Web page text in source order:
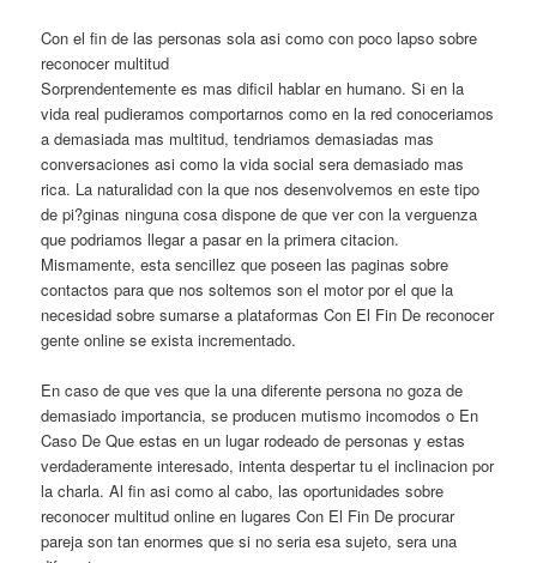
Con el fin de las personas sola asi­ como con poco lapso sobre
reconocer multitud
Sorprendentemente es mas dificil hablar en humano. Si en la
vida real pudieramos comportarnos como en la red conoceriamos
a demasiada mas multitud, tendriamos demasiadas mas
conversaciones asi­ como la vida social sera demasiado mas
rica. La naturalidad con la que nos desenvolvemos en este tipo
de pi?ginas ninguna cosa dispone de que ver con la verguenza
que podriamos llegar a pasar en la primera citacion.
Mismamente, esta sencillez que poseen las paginas sobre
contactos para que nos soltemos son el motor por el que la
necesidad sobre sumarse a plataformas Con El Fin De reconocer
gente online se exista incrementado.
En caso de que ves que la una diferente persona no goza de
demasiado importancia, se producen mutismo incomodos o En
Caso De Que estas en un lugar rodeado de personas y estas
verdaderamente interesado, intenta despertar tu el inclinacion por
la charla. Al fin asi­ como al cabo, las oportunidades sobre
reconocer multitud online en lugares Con El Fin De procurar
pareja son tan enormes que si no seri­a esa sujeto, sera una